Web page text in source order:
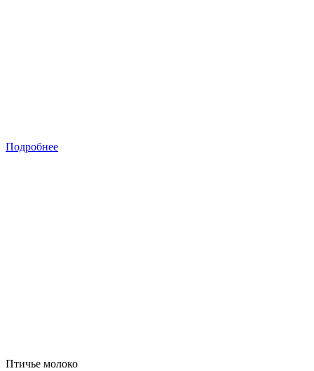
Подробнее
Птичье молоко